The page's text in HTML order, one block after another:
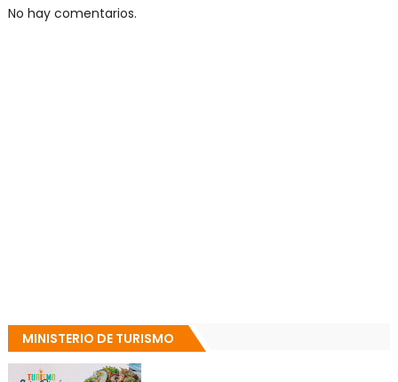
No hay comentarios.
MINISTERIO DE TURISMO